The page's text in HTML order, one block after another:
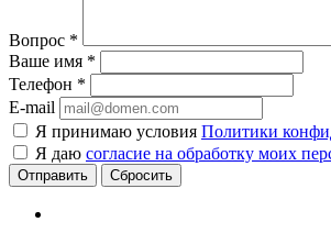
Вопрос *
Ваше имя *
Телефон *
E-mail
Я принимаю условия Политики
Я даю согласие на обработку моих
Сбросить